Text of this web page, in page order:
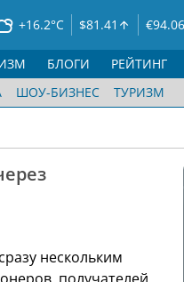
+16.2°C $81.41 €94.06
ШОУ-БИЗНЕС ТУРИЗМ
БЛОГИ РЕЙТИНГ
нескольким